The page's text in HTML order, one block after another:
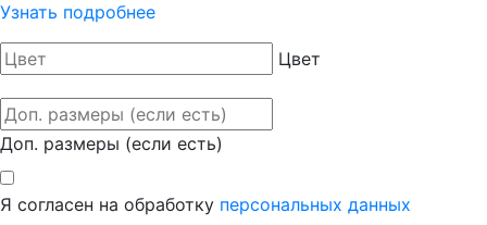
Узнать подробнее
Цвет
Доп. размеры (если есть)
Я согласен на обработку персональных данных